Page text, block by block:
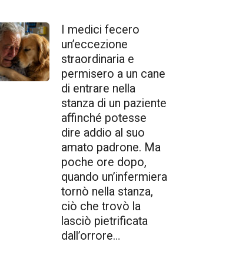
I medici fecero
un’eccezione
straordinaria e
permisero a un cane
di entrare nella
stanza di un paziente
affinché potesse
dire addio al suo
amato padrone. Ma
poche ore dopo,
quando un’infermiera
tornò nella stanza,
ciò che trovò la
lasciò pietrificata
dall’orrore…